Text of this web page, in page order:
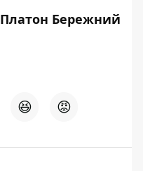
Платон Бережний
😆 😡